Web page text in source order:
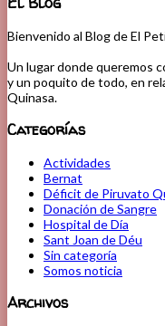
Bienvenido al Blog de El
Un lugar donde queremos
y un poquito de todo, en
Quinasa.
Categorías
Actividades
Bernat
Déficit de Piruvato
Donación de Sangre
Hospital de Día
Sant Joan de Déu
Sin categoría
Somos noticia
Archivos